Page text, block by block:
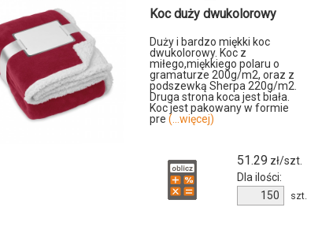
Koc duży dwukolorowy
Duży i bardzo miękki koc
dwukolorowy. Koc z
miłego,miękkiego polaru o
gramaturze 200g/m2, oraz z
podszewką Sherpa 220g/m2.
Druga strona koca jest biała.
Koc jest pakowany w formie
pre (...więcej)
51.29 zł/szt.
Dla ilości:
produktu
szt.